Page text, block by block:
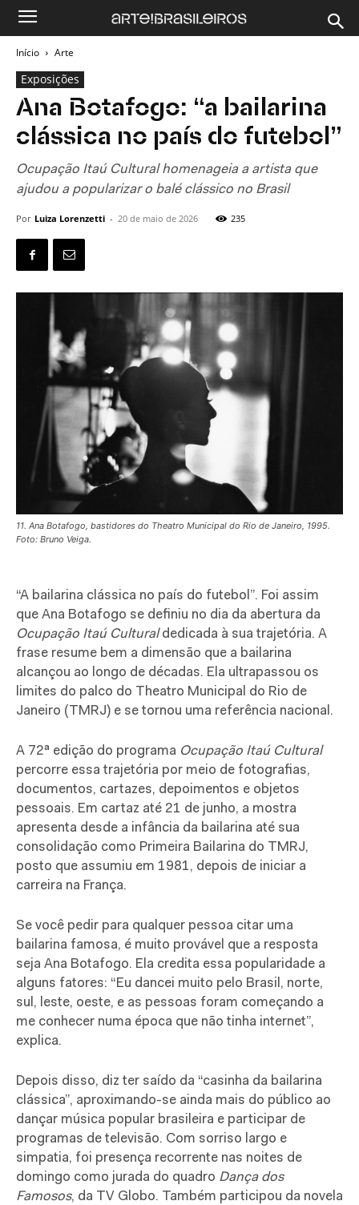
Início Arte
Exposições
Ana Botafogo: “a bailarina
clássica no país do futebol”
Ocupação Itaú Cultural homenageia a artista que
ajudou a popularizar o balé clássico no Brasil
Por Luiza Lorenzetti - 20 de maio de 2026 235
11. Ana Botafogo, bastidores do Theatro Municipal do Rio de Janeiro, 1995.
Foto: Bruno Veiga.
“A bailarina clássica no país do futebol”. Foi assim
que Ana Botafogo se definiu no dia da abertura da
Ocupação Itaú Culturaldedicada à sua trajetória. A
frase resume bem a dimensão que a bailarina
alcançou ao longo de décadas. Ela ultrapassou os
limites do palco do Theatro Municipal do Rio de
Janeiro (TMRJ) e se tornou uma referência nacional.
A 72ª edição do programa Ocupação Itaú Cultural
percorre essa trajetória por meio de fotografias,
documentos, cartazes, depoimentos e objetos
pessoais. Em cartaz até 21 de junho, a mostra
apresenta desde a infância da bailarina até sua
consolidação como Primeira Bailarina do TMRJ,
posto que assumiu em 1981, depois de iniciar a
carreira na França.
Se você pedir para qualquer pessoa citar uma
bailarina famosa, é muito provável que a resposta
seja Ana Botafogo. Ela credita essa popularidade a
alguns fatores: “Eu dancei muito pelo Brasil, norte,
sul, leste, oeste, e as pessoas foram começando a
me conhecer numa época que não tinha internet”,
explica.
Depois disso, diz ter saído da “casinha da bailarina
clássica”, aproximando-se ainda mais do público ao
dançar música popular brasileira e participar de
programas de televisão. Com sorriso largo e
simpatia, foi presença recorrente nas noites de
domingo como jurada do quadro Dança dos
Famosos, da TV Globo. Também participou da novela